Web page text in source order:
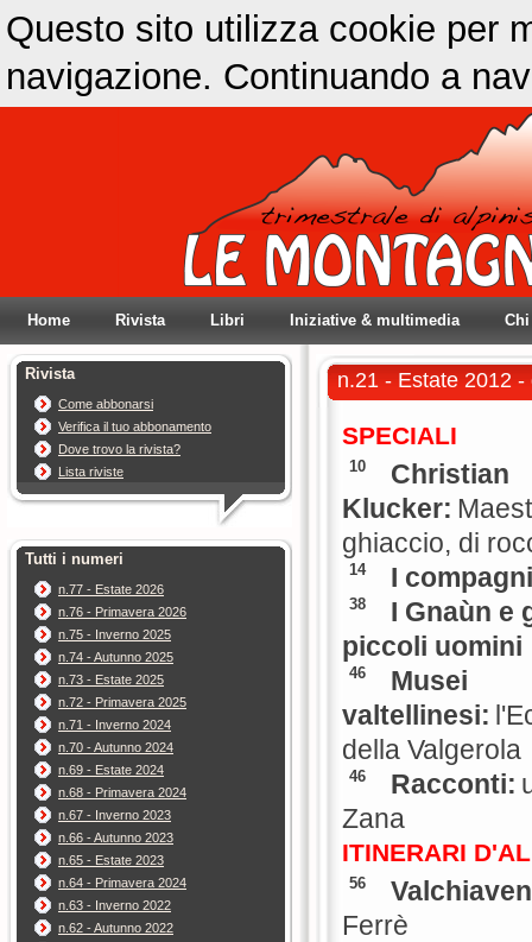
Questo sito utilizza cookie per
navigazione. Continuando a
Home Rivista Libri Iniziative & multimedia
Rivista
Come abbonarsi
Verifica il tuo abbonamento
Dove trovo la rivista?
Lista riviste
Tutti i numeri
n.77 - Estate 2026
n.76 - Primavera 2026
n.75 - Inverno 2025
n.74 - Autunno 2025
n.73 - Estate 2025
n.72 - Primavera 2025
n.71 - Inverno 2024
n.70 - Autunno 2024
n.69 - Estate 2024
n.68 - Primavera 2024
n.67 - Inverno 2023
n.66 - Autunno 2023
n.65 - Estate 2023
n.64 - Primavera 2024
n.63 - Inverno 2022
n.62 - Autunno 2022
n.21 - Estate 2012
SPECIALI
10
Christian
Klucker:
ghiaccio, di
14 I
38
I Gnaùn e
piccoli uomini
46
Musei
valtellinesi:
della Valgerola
46 Racconti:
Zana
ITINERARI
56
Ferrè